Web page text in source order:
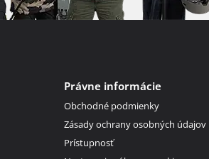
Právne informácie
Obchodné podmienky
Zásady ochrany osobných údajov
Prístupnosť